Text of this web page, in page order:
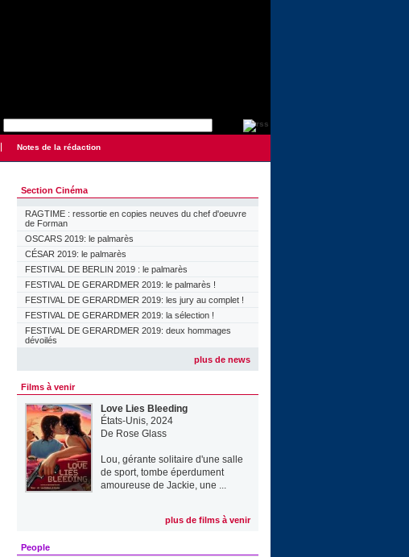
Notes de la rédaction
Section Cinéma
RAGTIME : ressortie en copies neuves du chef d'oeuvre
de Forman
OSCARS 2019: le palmarès
CÉSAR 2019: le palmarès
FESTIVAL DE BERLIN 2019 : le palmarès
FESTIVAL DE GERARDMER 2019: le palmarès !
FESTIVAL DE GERARDMER 2019: les jury au complet !
FESTIVAL DE GERARDMER 2019: la sélection !
FESTIVAL DE GERARDMER 2019: deux hommages
dévoilés
plus de news
Films à venir
Love Lies Bleeding
États-Unis, 2024
De Rose Glass
Lou, gérante solitaire d'une salle
de sport, tombe éperdument
amoureuse de Jackie, une ...
plus de films à venir
People